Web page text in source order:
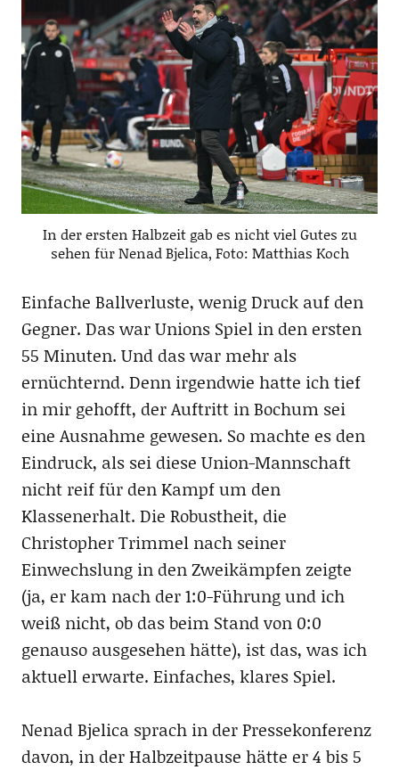
In der ersten Halbzeit gab es nicht viel Gutes zu
sehen für Nenad Bjelica, Foto: Matthias Koch
Einfache Ballverluste, wenig Druck auf den
Gegner. Das war Unions Spiel in den ersten
55 Minuten. Und das war mehr als
ernüchternd. Denn irgendwie hatte ich tief
in mir gehofft, der Auftritt in Bochum sei
eine Ausnahme gewesen. So machte es den
Eindruck, als sei diese Union-Mannschaft
nicht reif für den Kampf um den
Klassenerhalt. Die Robustheit, die
Christopher Trimmel nach seiner
Einwechslung in den Zweikämpfen zeigte
(ja, er kam nach der 1:0-Führung und ich
weiß nicht, ob das beim Stand von 0:0
genauso ausgesehen hätte), ist das, was ich
aktuell erwarte. Einfaches, klares Spiel.
Nenad Bjelica sprach in der Pressekonferenz
davon, in der Halbzeitpause hätte er 4 bis 5